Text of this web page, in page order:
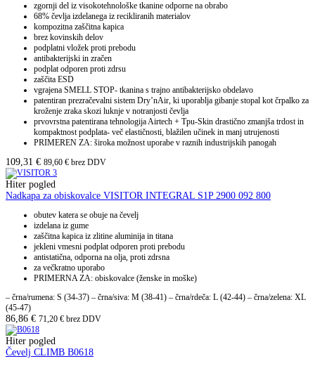
zgornji del iz visokotehnološke tkanine odporne na obrabo
68% čevlja izdelanega iz recikliranih materialov
kompozitna zaščitna kapica
brez kovinskih delov
podplatni vložek proti prebodu
antibakterijski in zračen
podplat odporen proti zdrsu
zaščita ESD
vgrajena SMELL STOP- tkanina s trajno antibakterijsko obdelavo
patentiran prezračevalni sistem Dry’nAir, ki uporablja gibanje stopal kot črpalko za
kroženje zraka skozi luknje v notranjosti čevlja
prvovrstna patentirana tehnologija Airtech + Tpu-Skin drastično zmanjša trdost in
kompaktnost podplata- več elastičnosti, blažilen učinek in manj utrujenosti
PRIMEREN ZA: široka možnost uporabe v raznih industrijskih panogah
109,31 € 89,60 € brez DDV
Hiter pogled
Nadkapa za obiskovalce VISITOR INTEGRAL S1P 2900 092 800
obutev katera se obuje na čevelj
izdelana iz gume
zaščitna kapica iz zlitine aluminija in titana
jekleni vmesni podplat odporen proti prebodu
antistatična, odporna na olja, proti zdrsna
za večkratno uporabo
PRIMERNA ZA: obiskovalce (ženske in moške)
– črna/rumena: S (34-37) – črna/siva: M (38-41) – črna/rdeča: L (42-44) – črna/zelena: XL
(45-47)
86,86 € 71,20 € brez DDV
Hiter pogled
Čevelj CLIMB B0618